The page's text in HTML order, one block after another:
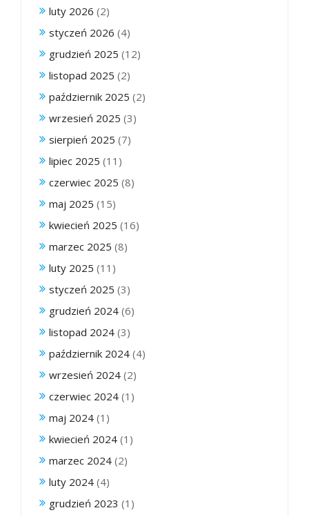
luty 2026 (2)
styczeń 2026 (4)
grudzień 2025 (12)
listopad 2025 (2)
październik 2025 (2)
wrzesień 2025 (3)
sierpień 2025 (7)
lipiec 2025 (11)
czerwiec 2025 (8)
maj 2025 (15)
kwiecień 2025 (16)
marzec 2025 (8)
luty 2025 (11)
styczeń 2025 (3)
grudzień 2024 (6)
listopad 2024 (3)
październik 2024 (4)
wrzesień 2024 (2)
czerwiec 2024 (1)
maj 2024 (1)
kwiecień 2024 (1)
marzec 2024 (2)
luty 2024 (4)
grudzień 2023 (1)